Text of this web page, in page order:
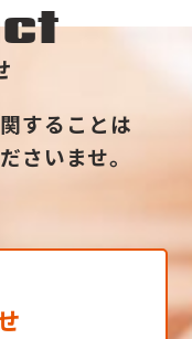
することは
さいませ。